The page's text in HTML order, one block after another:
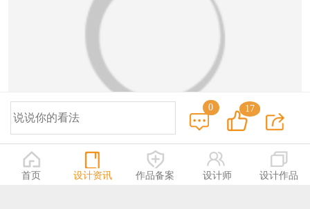
0 17
首页 设计资讯 作品备案 设计师 设计作品